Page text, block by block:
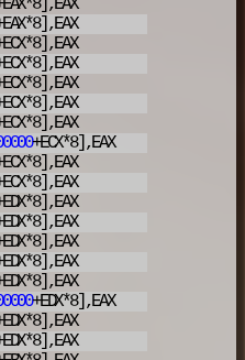
+ECX*8],EAX
+EDX*8],EAX